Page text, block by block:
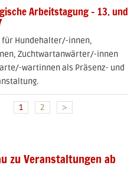
Arbeitstagung - 13. und
für Hundehalter/-innen,
Zuchtwartanwärter/-innen
wartinnen als Präsenz- und
1 2 >
zu Veranstaltungen ab